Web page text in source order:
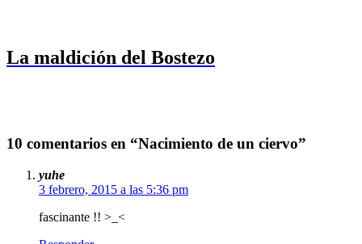
La maldición del Bostezo
10 comentarios en “Nacimiento de un ciervo”
yuhe
3 febrero, 2015 a las 5:36 pm
fascinante !! >_<